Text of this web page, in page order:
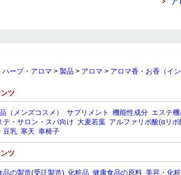
ハーブ・アロマ > 製品 > アロマ > アロマ香・お香（イ
ツ
（メンズコスメ） サプリメント 機能性成分 エステ
テ・サロン・スパ向け 大麦若葉 アルファリポ酸(αリポ
豆乳 寒天 車椅子
ツ
品の製造(受託製造) 化粧品 健康食品の原料 美容・化